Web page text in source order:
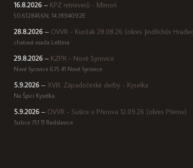
16.8.2026– KPZ retrieverů - Mimoň
50.6128456N, 14.7894092E
28.8.2026– OVVR - Kunžak 28.08.26 (okres Jindřichův
chatová osada Leština
29.8.2026– KZPR - Nové Syrovice
Nové Syrovice 675 41 Nové Syrovice
5.9.2026– XVIII. Západočeské derby - Kyselka
Na Špici Kyselka
5.9.2026– OVVR - Sušice u Přerova 12.09.26 (okres Přerov)
Sušice 751 11 Radslavice